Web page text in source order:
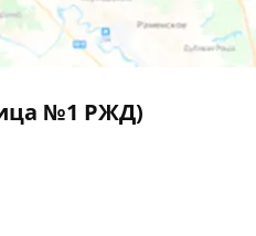
№1 РЖД)